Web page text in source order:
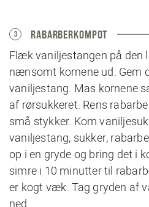
3 RABARBERKOMPOT
Flæk vaniljestangen på den
nænsomt kornene ud. Gem
vaniljestang. Mas kornene
af rørsukkeret. Rens
små stykker. Kom
vaniljestang, sukker,
op i en gryde og bring det i
simre i 10 minutter til
er kogt væk. Tag gryden af
ned.